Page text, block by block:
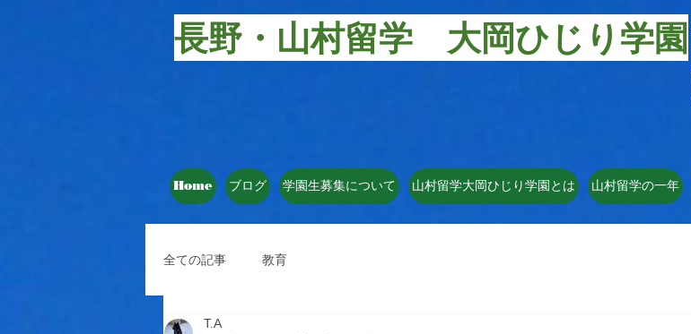
長野・山村留学 大岡ひじり学園
Home ブログ 学園生募集について 山村留学大岡ひじり学園とは 山村留学の一年
全ての記事 教育
T.A